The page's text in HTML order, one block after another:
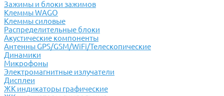
Зажимы и блоки зажимов
Клеммы WAGO
Клеммы силовые
Распределительные блоки
Акустические компоненты
Антенны GPS/GSM/WiFi/Телескопические
Динамики
Микрофоны
Электромагнитные излучатели
Дисплеи
ЖК индикаторы графические